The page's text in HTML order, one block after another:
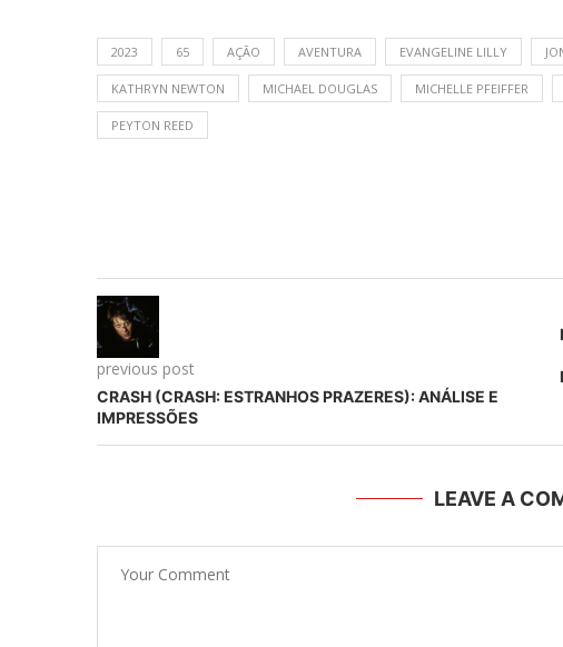
2023 65 AÇÃO AVENTURA EVANGELINE LILLY
KATHRYN NEWTON MICHAEL DOUGLAS MICHELLE PFEIFFER
PEYTON REED
previous post
CRASH (CRASH: ESTRANHOS PRAZERES): ANÁLISE E
IMPRESSÕES
LEAVE A